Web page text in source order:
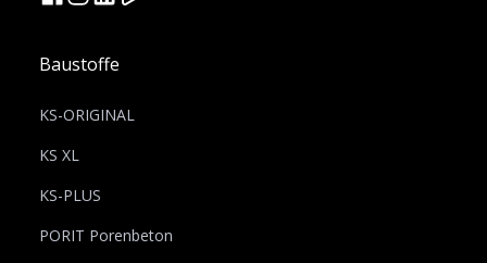
Baustoffe
KS-ORIGINAL
KS XL
KS-PLUS
PORIT Porenbeton